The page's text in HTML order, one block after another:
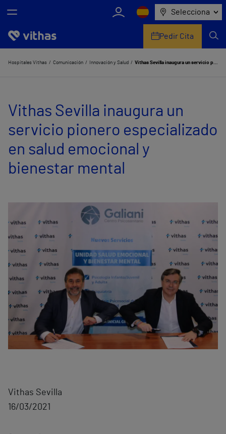
Selecciona
Nosotros
Servicios de salud
Equipo médico y asistencial
Pedir Cita
Hospitales Vithas Comunicación Innovación y Salud Vithas Sevilla inaugura un servicio pionero especializado en salud emocional y bienestar mental
Vithas Sevilla inaugura un
servicio pionero especializado
en salud emocional y
bienestar mental
Vithas Sevilla
16/03/2021